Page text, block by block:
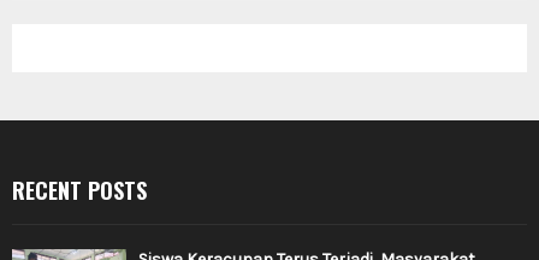
RECENT POSTS